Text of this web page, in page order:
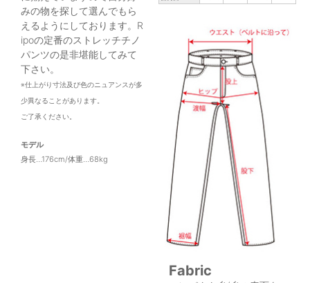
みの物を探して選んでもら
えるようにしております。R
ipoの定番のストレッチチノ
パンツの是非堪能してみて
下さい。
※仕上がり寸法及び色のニュアンスが多
少異なることがあります。
ご了承ください。
モデル
身長…176cm/体重…68kg
Fabric